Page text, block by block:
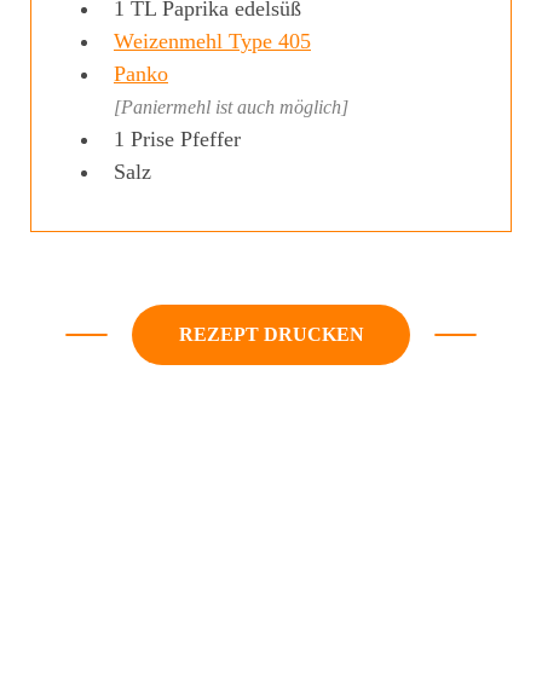
1 TL Paprika edelsüß
Weizenmehl Type 405
Panko
[Paniermehl ist auch möglich]
1 Prise Pfeffer
Salz
REZEPT DRUCKEN